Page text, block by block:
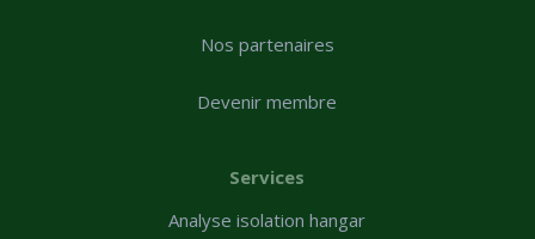
Nos partenaires
Devenir membre
Services
Analyse isolation hangar